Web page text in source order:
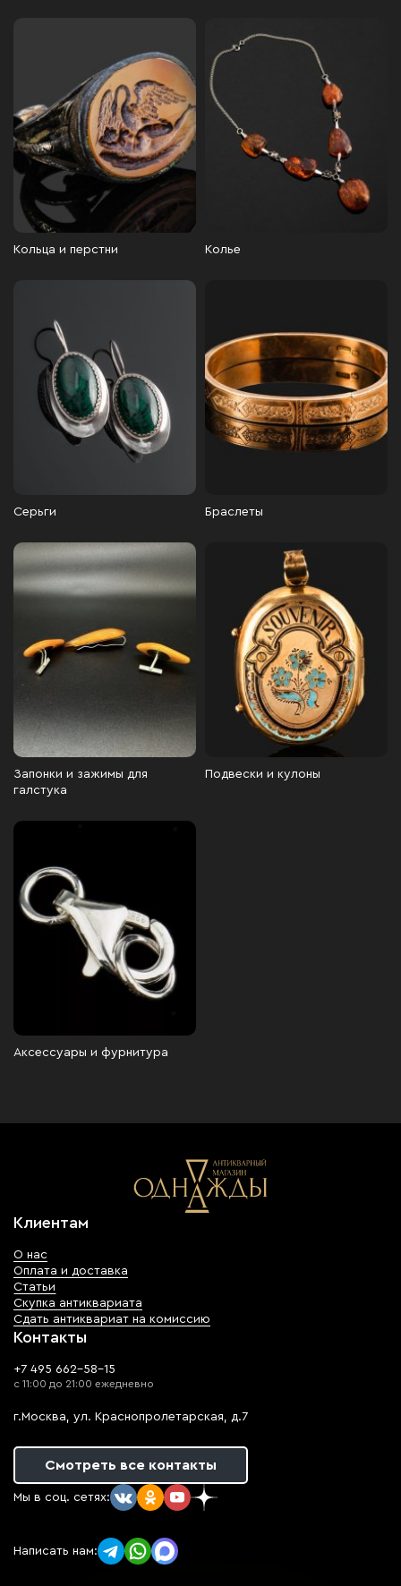
Кольца и перстни Колье
Серьги Браслеты
Запонки и зажимы для
галстука
Подвески и кулоны
Аксессуары и фурнитура
Клиентам
О нас
Оплата и доставка
Статьи
Скупка антиквариата
Сдать антиквариат на комиссию
Контакты
+7 495 662-58-15
с 11:00 до 21:00 ежедневно
г.Москва, ул. Краснопролетарская, д.7
Смотреть все контакты
Мы в соц. сетях:
Написать нам: